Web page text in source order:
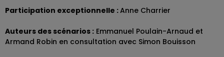
Participation exceptionnelle :Anne Charrier
Auteurs des scénarios : Emmanuel Poulain-Arnaud et
Armand Robin en consultation avec Simon Bouisson